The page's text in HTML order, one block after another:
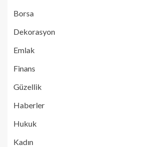
Borsa
Dekorasyon
Emlak
Finans
Güzellik
Haberler
Hukuk
Kadın